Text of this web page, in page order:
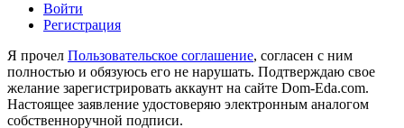
Войти
Регистрация
Я прочел Пользовательское соглашение, согласен с ним
полностью и обязуюсь его не нарушать. Подтверждаю свое
желание зарегистрировать аккаунт на сайте Dom-Eda.com.
Настоящее заявление удостоверяю электронным аналогом
собственноручной подписи.